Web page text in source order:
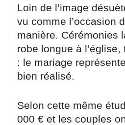
Loin de l’image
vu comme l’occasion
manière. Cérémonies
robe longue à
: le mariage
bien réalisé.
Selon cette même
000 € et les couples